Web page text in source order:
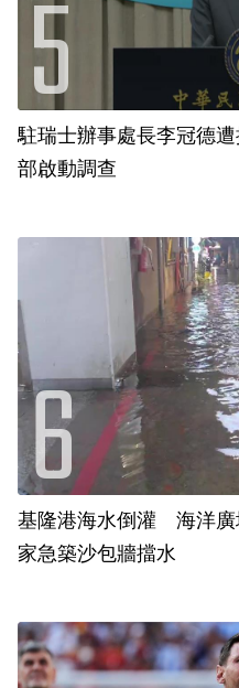
駐瑞士辦事處長李冠德
部啟動調查
基隆港海水倒灌 海洋廣
家急築沙包牆擋水